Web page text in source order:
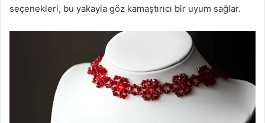
seçenekleri, bu yakayla göz kamaştırıcı bir uyum sağlar.